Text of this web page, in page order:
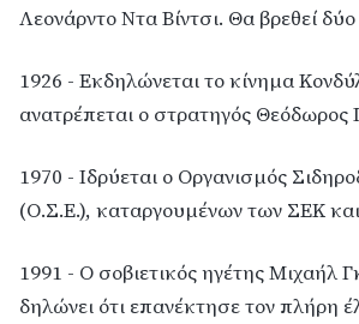
Λεονάρντο Ντα Βίντσι. Θα βρεθεί
1926 - Εκδηλώνεται το κίνημα
ανατρέπεται ο στρατηγός Θεόδωρος
1970 - Ιδρύεται ο Οργανισμός
(Ο.Σ.Ε.), καταργουμένων των ΣΕΚ
1991 - Ο σοβιετικός ηγέτης Μιχαήλ
δηλώνει ότι επανέκτησε τον πλήρη